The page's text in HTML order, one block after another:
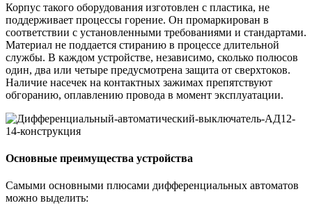
Корпус такого оборудования изготовлен с пластика, не
поддерживает процессы горение. Он промаркирован в
соответствии с установленными требованиями и стандартами.
Материал не поддается стиранию в процессе длительной
службы. В каждом устройстве, независимо, сколько полюсов
один, два или четыре предусмотрена защита от сверхтоков.
Наличие насечек на контактных зажимах препятствуют
обгоранию, оплавлению провода в момент эксплуатации.
Основные преимущества устройства
Самыми основными плюсами дифференциальных автоматов
можно выделить: